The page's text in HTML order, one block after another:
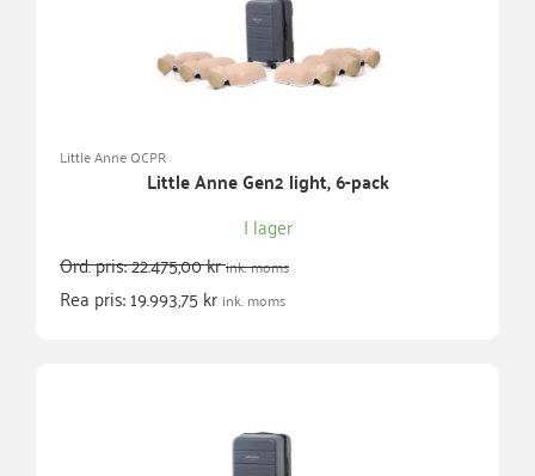
Little Anne QCPR
Little Anne Gen2 light, 6-pack
I lager
Ord. pris:22.475,00krink. moms
Rea pris:19.993,75kr ink. moms